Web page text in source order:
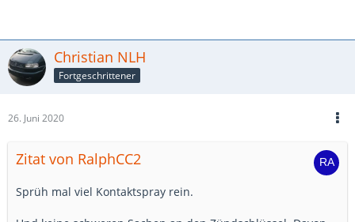
Christian NLH
Fortgeschrittener
26. Juni 2020
Zitat von RalphCC2
Sprüh mal viel Kontaktspray rein.